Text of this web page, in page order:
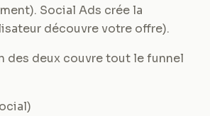
Social Ads crée la
découvre votre offre).
des deux couvre tout le funnel